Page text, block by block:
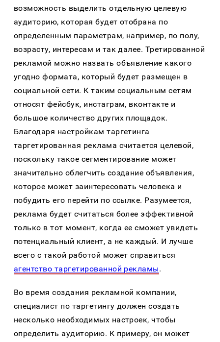
возможность выделить отдельную целевую
аудиторию, которая будет отобрана по
определенным параметрам, например, по полу,
возрасту, интересам и так далее. Третированной
рекламой можно назвать объявление какого
угодно формата, который будет размещен в
социальной сети. К таким социальным сетям
относят фейсбук, инстаграм, вконтакте и
большое количество других площадок.
Благодаря настройкам таргетинга
таргетированная реклама считается целевой,
поскольку такое сегментирование может
значительно облегчить создание объявления,
которое может заинтересовать человека и
побудить его перейти по ссылке. Разумеется,
реклама будет считаться более эффективной
только в тот момент, когда ее сможет увидеть
потенциальный клиент, а не каждый. И лучше
всего с такой работой может справиться
агентство таргетированной рекламы.
Во время создания рекламной компании,
специалист по таргетингу должен создать
несколько необходимых настроек, чтобы
определить аудиторию. К примеру, он может